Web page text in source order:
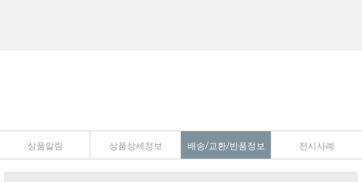
상품알림 상품상세정보 배송/교환/반품정보 전시사례